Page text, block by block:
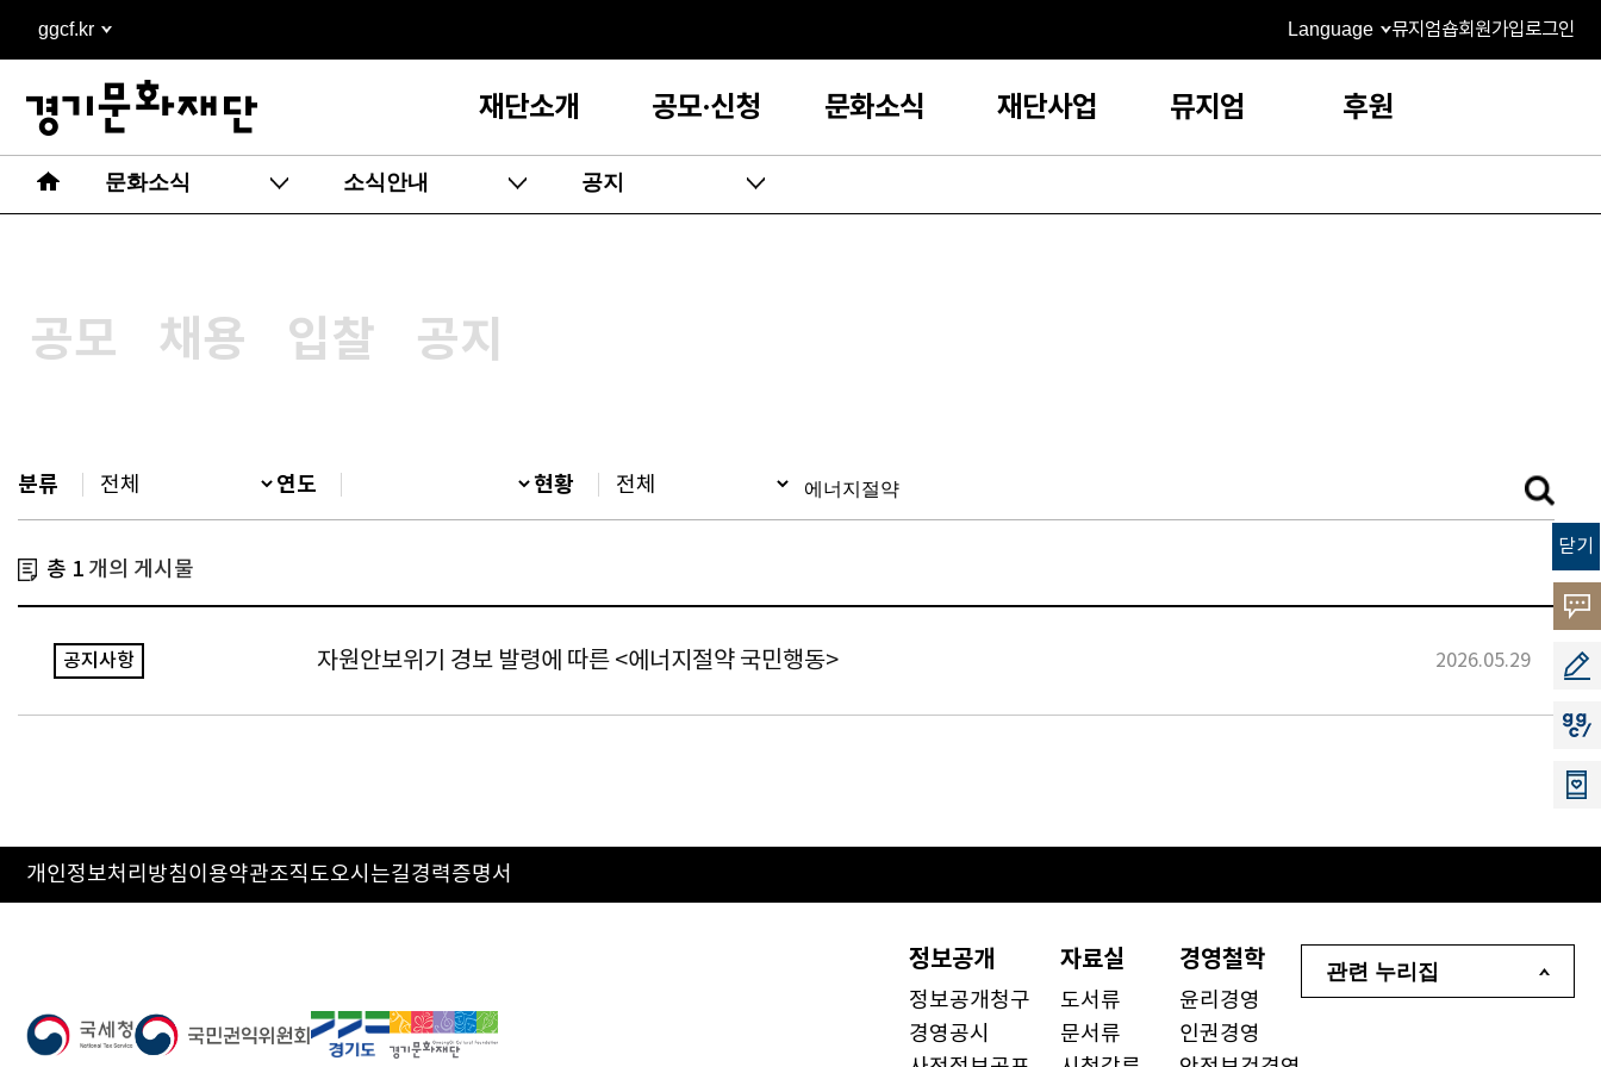
바로가기
ggcf.kr Language 뮤지엄숍회원가입로그인
재단소개 공모·신청 문화소식 재단사업 뮤지엄 후원
닫기
고객
소리
공모
지지
문화소식 소식안내 공지
공모 채용 입찰 공지
분류 연도 현황
총 1 개의 게시물
공지사항 자원안보위기 경보 발령에 따른 <에너지절약 국민행동> 2026.05.29
개인정보처리방침이용약관조직도오시는길경력증명서
정보공개
정보공개청구
경영공시
자료실
도서류
문서류
경영철학
윤리경영
인권경영
관련 누리집